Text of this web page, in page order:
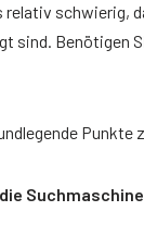
schwierig,
sind. Benötigen
Punkte